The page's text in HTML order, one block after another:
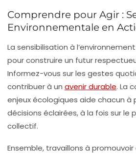
Comprendre pour Agir :
Environnementale en
La sensibilisation à
pour construire un futur
Informez-vous sur les gestes
contribuer à un avenir durable. La
enjeux écologiques aide chacun à
décisions éclairées, à la fois sur le
collectif.
Ensemble, travaillons à